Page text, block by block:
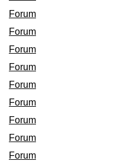
Forum
Forum
Forum
Forum
Forum
Forum
Forum
Forum
Forum